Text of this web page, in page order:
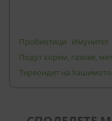
Пробиотици Имунитет
Подут корем, газове,
Тиреоидит на Хашимото